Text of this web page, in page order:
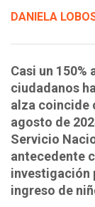
DANIELA
Casi un
ciudadanos
alza coincide
agosto de
Servicio
antecedente
investigación
ingreso de